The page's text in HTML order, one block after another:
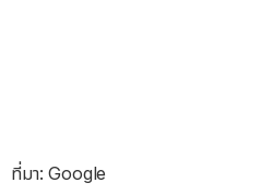
ที่มา: Google